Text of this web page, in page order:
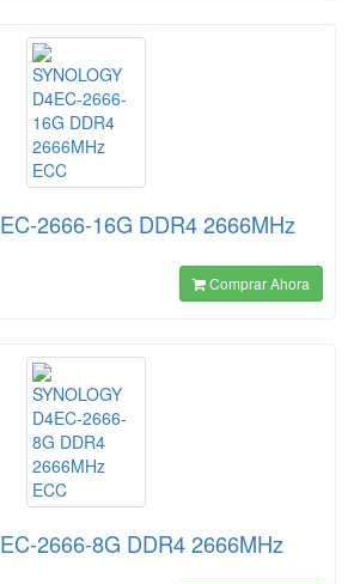
2666-16G DDR4 2666MHz
Comprar Ahora
2666-8G DDR4 2666MHz